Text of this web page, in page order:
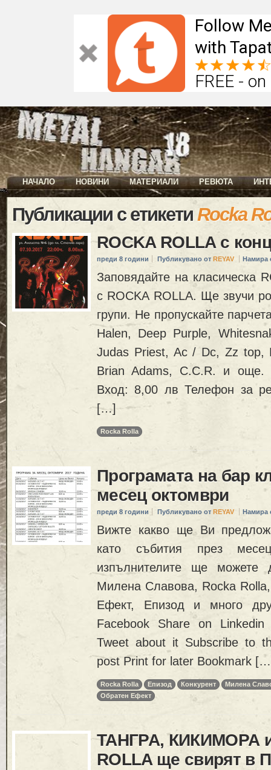
Follow
with
FREE -
НАЧАЛО НОВИНИ МАТЕРИАЛИ РЕВЮТА
Публикации с етикетиRocka
ROCKA ROLLA с
преди 8 години Публикувано от REYAV Намира
Заповядайте на класическа
с ROCKA ROLLA. Ще звучи
групи. Не пропускайте
Halen, Deep Purple,
Judas Priest, Ac / Dc, Zz top,
Brian Adams, C.C.R. и още.
Вход: 8,00 лв Телефон за
[…]
Rocka Rolla
Програмата на бар
месец октомври
преди 8 години Публикувано от REYAV Намира
Вижте какво ще Ви
като събития през
изпълнителите ще можете
Милена Славова, Rocka
Ефект, Епизод и много
Facebook Share on
Tweet about it Subscribe to
post Print for later Bookmark
Rocka Rolla Епизод Конкурент
Милена
Обратен Ефект
ТАНГРА, КИКИМОРА
ROLLA ще свирят в